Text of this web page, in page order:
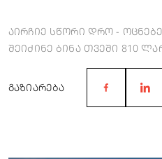
აირჩიე სწორი დრო -
შეიძინე ბინა თვეში 810
ᲒᲐᲖᲘᲐᲠᲔᲑᲐ